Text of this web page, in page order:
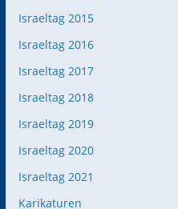
Israeltag 2015
Israeltag 2016
Israeltag 2017
Israeltag 2018
Israeltag 2019
Israeltag 2020
Israeltag 2021
Karikaturen